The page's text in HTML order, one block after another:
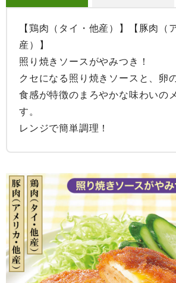
【鶏肉（タイ・他産）】【豚肉（
産）】
照り焼きソースがやみつき！
クセになる照り焼きソースと、卵
食感が特徴のまろやかな味わいの
す。
レンジで簡単調理！